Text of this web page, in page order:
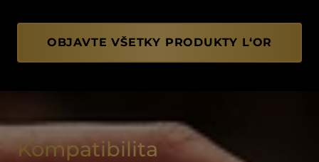
OBJAVTE VŠETKY PRODUKTY L‘OR
Kompatibilita